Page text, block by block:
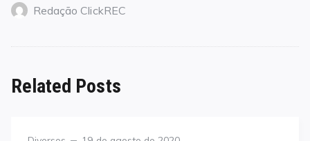
Redação ClickREC
Related Posts